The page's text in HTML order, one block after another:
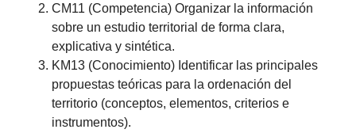
CM11 (Competencia) Organizar la información
sobre un estudio territorial de forma clara,
explicativa y sintética.
KM13 (Conocimiento) Identificar las principales
propuestas teóricas para la ordenación del
territorio (conceptos, elementos, criterios e
instrumentos).